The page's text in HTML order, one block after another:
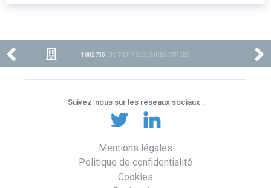
1 002 705 ENTREPRISES ENREGISTRÉES
Suivez-nous sur les réseaux sociaux :
Mentions légales
Politique de confidentialité
Cookies